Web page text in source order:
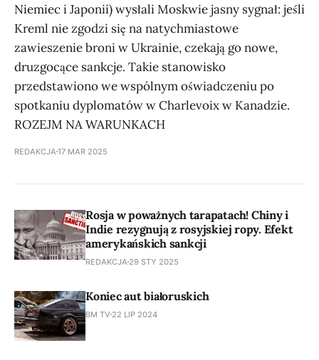
Niemiec i Japonii) wysłali Moskwie jasny sygnał: jeśli
Kreml nie zgodzi się na natychmiastowe
zawieszenie broni w Ukrainie, czekają go nowe,
druzgocące sankcje. Takie stanowisko
przedstawiono we wspólnym oświadczeniu po
spotkaniu dyplomatów w Charlevoix w Kanadzie.
ROZEJM NA WARUNKACH
REDAKCJA 17 MAR 2025
Rosja w poważnych tarapatach! Chiny i
Indie rezygnują z rosyjskiej ropy. Efekt
amerykańskich sankcji
REDAKCJA 29 STY 2025
Koniec aut białoruskich
BM TV 22 LIP 2024